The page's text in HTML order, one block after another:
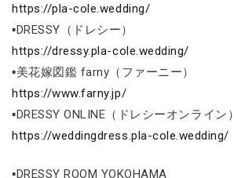
https://pla-cole.wedding/
▪DRESSY（ドレシー）
https://dressy.pla-cole.wedding/
▪美花嫁図鑑 farny（ファーニー）
https://www.farny.jp/
▪DRESSY ONLINE（ドレシーオンライン）
https://weddingdress.pla-cole.wedding/
▪DRESSY ROOM YOKOHAMA